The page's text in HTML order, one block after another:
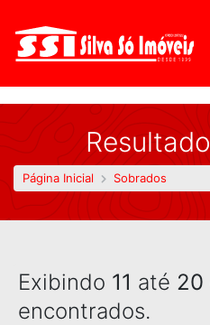
Página Inicial Sobrados
Exibindo 11 até 20
encontrados.